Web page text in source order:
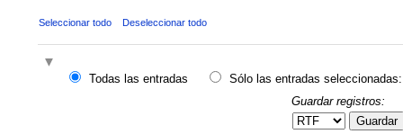
Seleccionar todo Deseleccionar todo
Todas las entradas
Sólo las entradas seleccionadas:
Guardar registros:
Guardar